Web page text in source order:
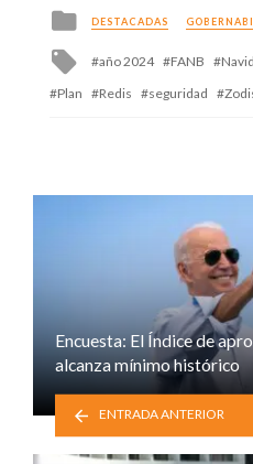
Posted
in
DESTACADAS
Tagged
año 2024 FANB
Plan
Redis seguridad
Encuesta: El Índice de
alcanza mínimo histórico
ENTRADA ANTERIOR